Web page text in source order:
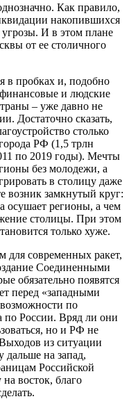
Как правило,
накопившихся
И в этом плане
от ее столичного
в пробках и, подобно
и людские
– уже давно не
Достаточно сказать,
столько
РФ (1,5 трлн
по 2019 годы). Мечты
без молодежи, а
в столицу даже
возник замкнутый круг:
осушает регионы, а чем
столицы. При этом
только хуже.
для современных ракет,
Соединенными
обязательно появятся
перед «западными
по
по России. Вряд ли они
но и РФ не
из ситуации
дальше на запад,
Российской
восток, благо